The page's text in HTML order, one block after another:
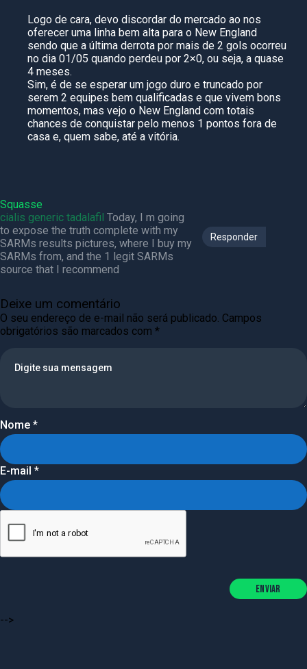
Logo de cara, devo discordar do mercado ao nos
oferecer uma linha bem alta para o New England
sendo que a última derrota por mais de 2 gols ocorreu
no dia 01/05 quando perdeu por 2×0, ou seja, a quase
4 meses.
Sim, é de se esperar um jogo duro e truncado por
serem 2 equipes bem qualificadas e que vivem bons
momentos, mas vejo o New England com totais
chances de conquistar pelo menos 1 pontos fora de
casa e, quem sabe, até a vitória.
Squasse
cialis generic tadalafil Today, I m going
to expose the truth complete with my
SARMs results pictures, where I buy my
SARMs from, and the 1 legit SARMs
source that I recommend
Responder
Deixe um comentário
O seu endereço de e-mail não será publicado. Campos
obrigatórios são marcados com *
Nome *
E-mail *
Enviar
-->